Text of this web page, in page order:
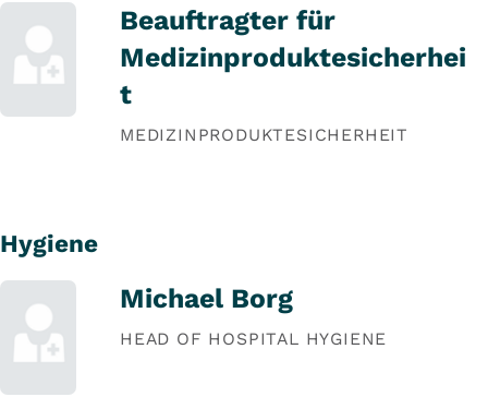
Beauftragter für
Medizinproduktesicherhei
t
MEDIZINPRODUKTESICHERHEIT
Hygiene
Michael Borg
HEAD OF HOSPITAL HYGIENE